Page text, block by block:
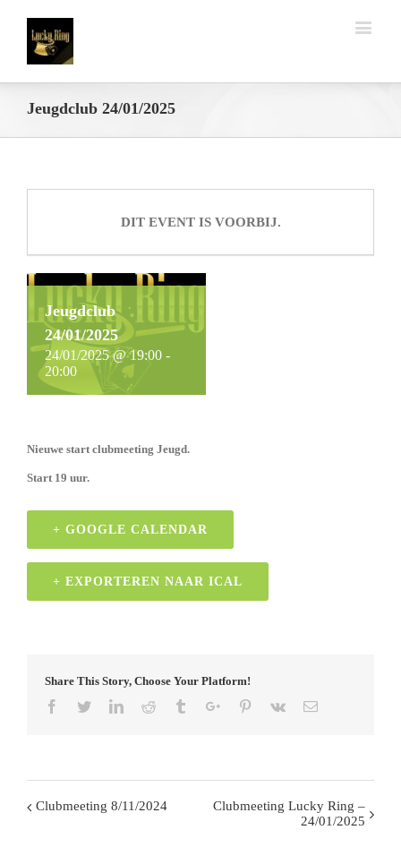
Jeugdclub 24/01/2025
DIT EVENT IS VOORBIJ.
Jeugdclub
24/01/2025
24/01/2025 @ 19:00 -
20:00
Nieuwe start clubmeeting Jeugd.
Start 19 uur.
+ GOOGLE CALENDAR
+ EXPORTEREN NAAR ICAL
Share This Story, Choose Your Platform!
Facebook
TwitterLinkedinReddit TumblrGoogle+Pinterest
Vk Email
Evenement
Clubmeeting 8/11/2024
Clubmeeting Lucky Ring –
24/01/2025